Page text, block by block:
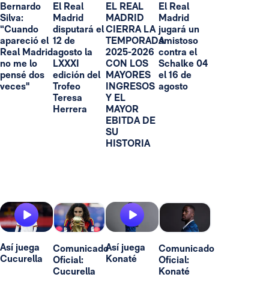
Bernardo
Silva:
“Cuando
apareció el
Real Madrid
no me lo
pensé dos
veces"
El Real
Madrid
disputará el
12 de
agosto la
LXXXI
edición del
Trofeo
Teresa
Herrera
EL REAL
MADRID
CIERRA LA
TEMPORADA
2025-2026
CON LOS
MAYORES
INGRESOS
Y EL
MAYOR
EBITDA DE
SU
HISTORIA
El Real
Madrid
jugará un
amistoso
contra el
Schalke 04
el 16 de
agosto
Así juega
Cucurella
Comunicado
Oficial:
Cucurella
Así juega
Konaté
Comunicado
Oficial:
Konaté